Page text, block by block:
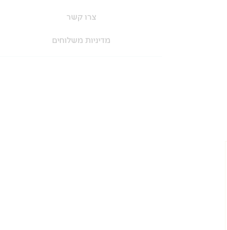
צרו קשר
מדיניות משלוחים